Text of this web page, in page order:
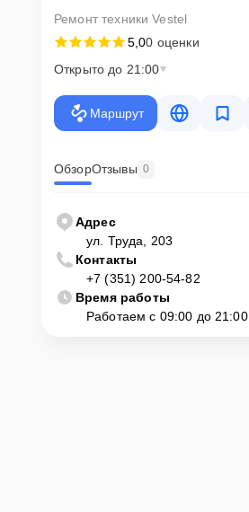
Ремонт техники Vestel
5,00 оценки
Открыто до 21:00
Маршрут
ОбзорОтзывы 0
Адрес
ул. Труда, 203
Контакты
+7 (351) 200-54-82
Время работы
Работаем с 09:00 до 21:00